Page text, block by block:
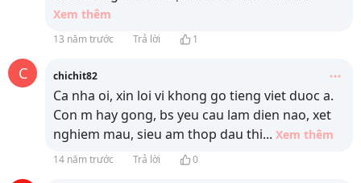
Xem thêm
13 năm trước Trả lời 1
C chichit82
Ca nha oi, xin loi vi khong go tieng viet duoc a.
Con m hay gong, bs yeu cau lam dien nao, xet
nghiem mau, sieu am thop dau thi... Xem thêm
14 năm trước Trả lời 0